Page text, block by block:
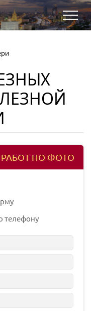
ПО ФОТО
телефону